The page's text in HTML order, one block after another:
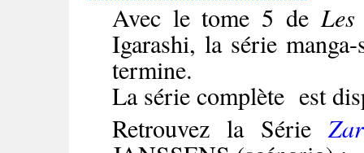
Avec le tome 5 deLes
Igarashi, la série
termine.
La série complète est
Retrouvez la Série